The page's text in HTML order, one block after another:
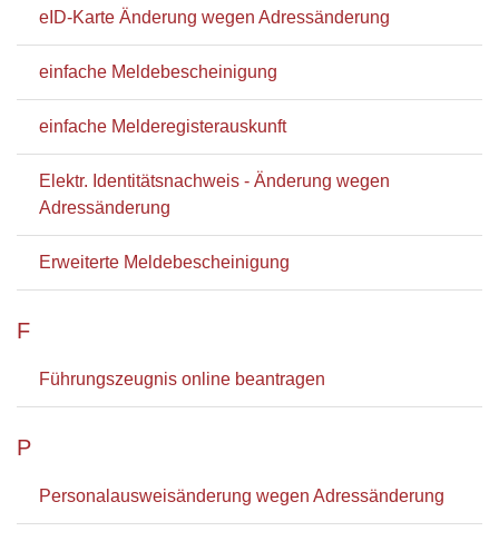
eID-Karte Änderung wegen Adressänderung
einfache Meldebescheinigung
einfache Melderegisterauskunft
Elektr. Identitätsnachweis - Änderung wegen
Adressänderung
Erweiterte Meldebescheinigung
F
Führungszeugnis online beantragen
P
Personalausweisänderung wegen Adressänderung